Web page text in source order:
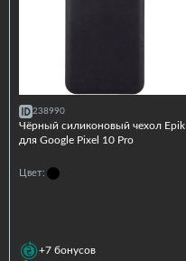
238990
Чёрный силиконовый чехол Epik
для Google Pixel 10 Pro
Цвет:
+7 бонусов